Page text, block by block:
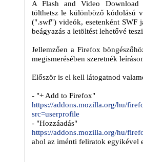
A Flash and Video Download
tölthetsz le különböző kódolású
(".swf") videók, esetenként SWF
beágyazás a letöltést lehetővé
Jellemzően a Firefox
megismerésében szeretnék
Először is el kell látogatnod
- "+ Add to Firefox"
https://addons.mozilla.org/hu/
src=userprofile
- "Hozzáadás"
https://addons.mozilla.org/hu/
ahol az iménti feliratok egyikével